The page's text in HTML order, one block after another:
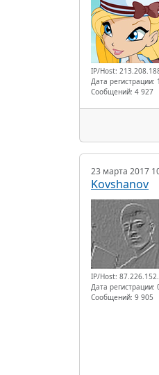
IP/Host:
Дата регистрации:
Сообщений: 4 927
23 марта 2017
Kovshanov
IP/Host:
Дата регистрации:
Сообщений: 9 905